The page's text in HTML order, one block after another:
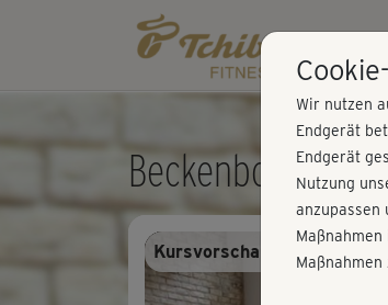
Beckenboden
Kursvorschau - Anmelden
Wir nutzen
Endgerät
Endgerät
Nutzung
anzupassen